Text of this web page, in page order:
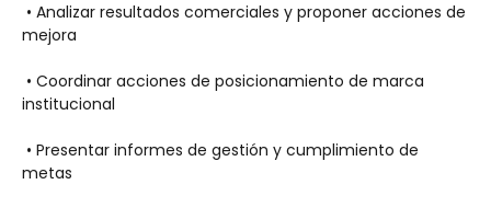
• Analizar resultados comerciales y proponer acciones de
mejora
• Coordinar acciones de posicionamiento de marca
institucional
• Presentar informes de gestión y cumplimiento de
metas